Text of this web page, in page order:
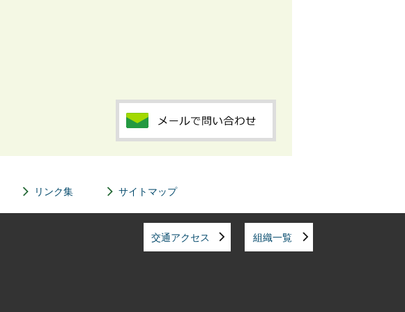
リンク集 サイトマップ
交通アクセス 組織一覧